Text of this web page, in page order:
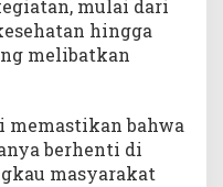
mulai dari
hingga
melibatkan
memastikan bahwa
berhenti di
masyarakat